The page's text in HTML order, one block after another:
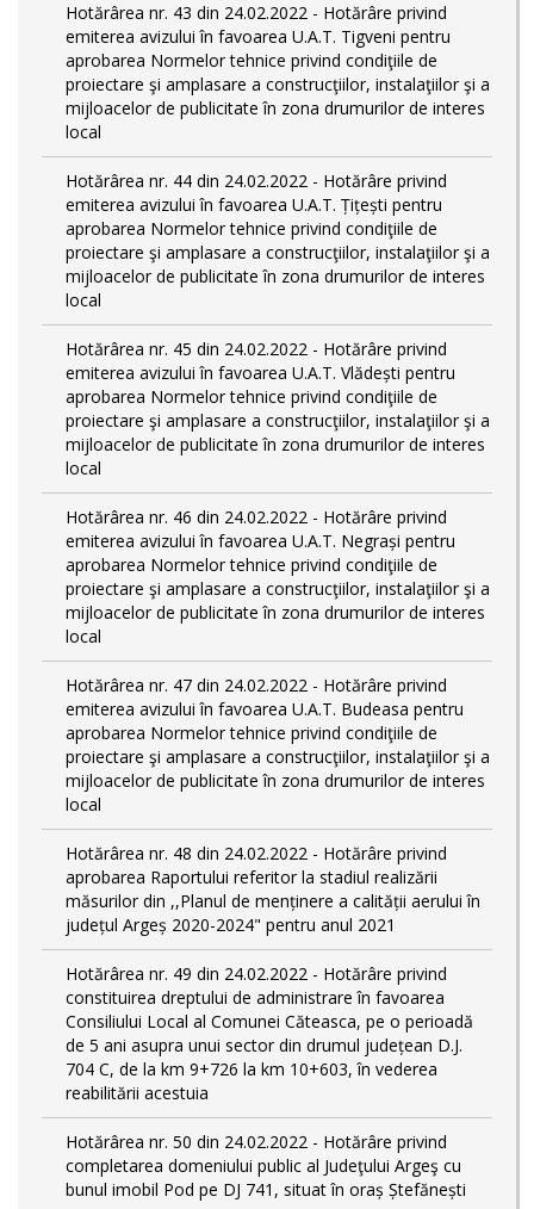
Hotărârea nr. 43 din 24.02.2022 - Hotărâre privind
emiterea avizului în favoarea U.A.T. Tigveni pentru
aprobarea Normelor tehnice privind condiţiile de
proiectare şi amplasare a construcţiilor, instalaţiilor şi a
mijloacelor de publicitate în zona drumurilor de interes
local
Hotărârea nr. 44 din 24.02.2022 - Hotărâre privind
emiterea avizului în favoarea U.A.T. Țițești pentru
aprobarea Normelor tehnice privind condiţiile de
proiectare şi amplasare a construcţiilor, instalaţiilor şi a
mijloacelor de publicitate în zona drumurilor de interes
local
Hotărârea nr. 45 din 24.02.2022 - Hotărâre privind
emiterea avizului în favoarea U.A.T. Vlădești pentru
aprobarea Normelor tehnice privind condiţiile de
proiectare şi amplasare a construcţiilor, instalaţiilor şi a
mijloacelor de publicitate în zona drumurilor de interes
local
Hotărârea nr. 46 din 24.02.2022 - Hotărâre privind
emiterea avizului în favoarea U.A.T. Negrași pentru
aprobarea Normelor tehnice privind condiţiile de
proiectare şi amplasare a construcţiilor, instalaţiilor şi a
mijloacelor de publicitate în zona drumurilor de interes
local
Hotărârea nr. 47 din 24.02.2022 - Hotărâre privind
emiterea avizului în favoarea U.A.T. Budeasa pentru
aprobarea Normelor tehnice privind condiţiile de
proiectare şi amplasare a construcţiilor, instalaţiilor şi a
mijloacelor de publicitate în zona drumurilor de interes
local
Hotărârea nr. 48 din 24.02.2022 - Hotărâre privind
aprobarea Raportului referitor la stadiul realizării
măsurilor din ,,Planul de menținere a calității aerului în
județul Argeș 2020-2024" pentru anul 2021
Hotărârea nr. 49 din 24.02.2022 - Hotărâre privind
constituirea dreptului de administrare în favoarea
Consiliului Local al Comunei Căteasca, pe o perioadă
de 5 ani asupra unui sector din drumul județean D.J.
704 C, de la km 9+726 la km 10+603, în vederea
reabilitării acestuia
Hotărârea nr. 50 din 24.02.2022 - Hotărâre privind
completarea domeniului public al Judeţului Argeş cu
bunul imobil Pod pe DJ 741, situat în oraș Ștefănești